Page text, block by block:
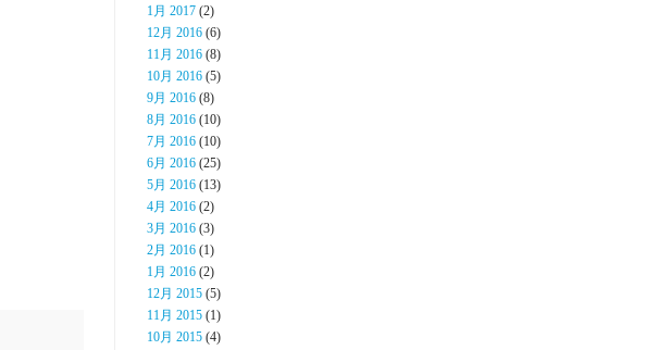
1月 2017 (2)
12月 2016 (6)
11月 2016 (8)
10月 2016 (5)
9月 2016 (8)
8月 2016 (10)
7月 2016 (10)
6月 2016 (25)
5月 2016 (13)
4月 2016 (2)
3月 2016 (3)
2月 2016 (1)
1月 2016 (2)
12月 2015 (5)
11月 2015 (1)
10月 2015 (4)